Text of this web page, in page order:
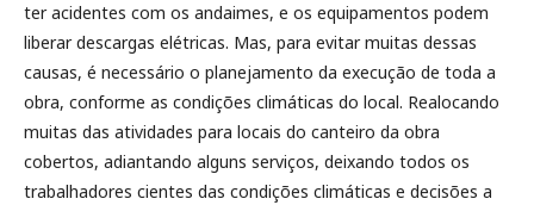
ter acidentes com os andaimes, e os equipamentos podem
liberar descargas elétricas. Mas, para evitar muitas dessas
causas, é necessário o planejamento da execução de toda a
obra, conforme as condições climáticas do local. Realocando
muitas das atividades para locais do canteiro da obra
cobertos, adiantando alguns serviços, deixando todos os
trabalhadores cientes das condições climáticas e decisões a